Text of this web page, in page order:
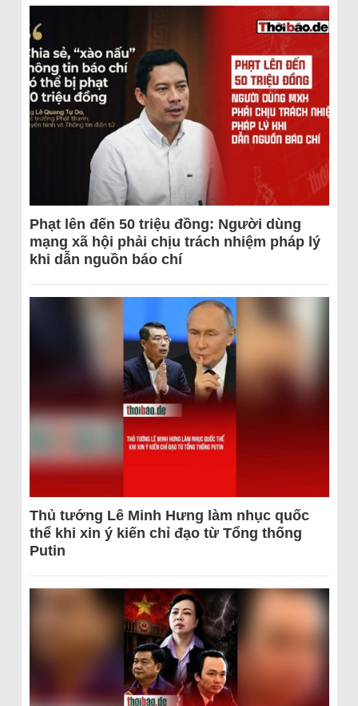
Phạt lên đến 50 triệu đồng: Người dùng
mạng xã hội phải chịu trách nhiệm pháp lý
khi dẫn nguồn báo chí
Thủ tướng Lê Minh Hưng làm nhục quốc
thể khi xin ý kiến chỉ đạo từ Tổng thống
Putin